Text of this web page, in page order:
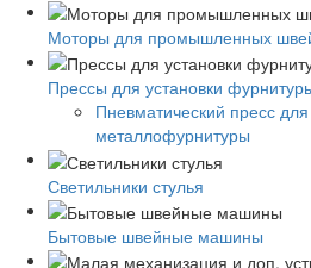
Моторы для промышленных
Прессы для установки
Пневматический пресс для
металлофурнитуры
Светильники стулья
Бытовые швейные машины